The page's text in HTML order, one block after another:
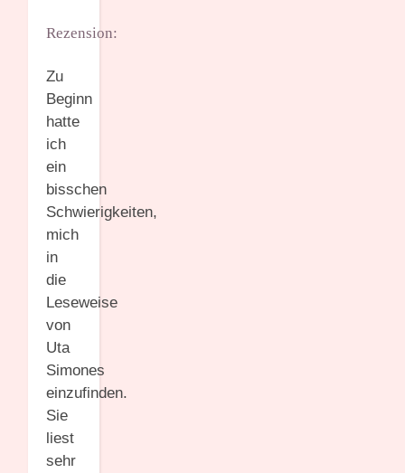
Rezension:
Zu
Beginn
hatte
ich
ein
bisschen
Schwierigkeiten,
mich
in
die
Leseweise
von
Uta
Simones
einzufinden.
Sie
liest
sehr